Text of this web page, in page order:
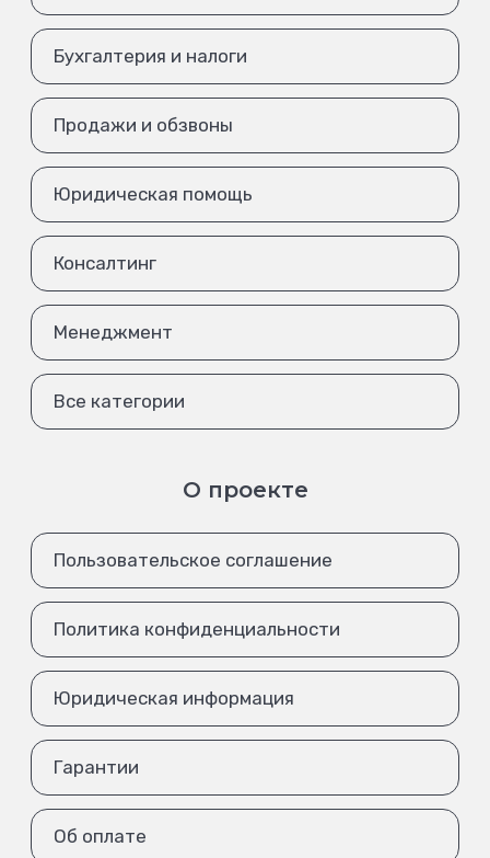
Бухгалтерия и налоги
Продажи и обзвоны
Юридическая помощь
Консалтинг
Менеджмент
Все категории
О проекте
Пользовательское соглашение
Политика конфиденциальности
Юридическая информация
Гарантии
Об оплате